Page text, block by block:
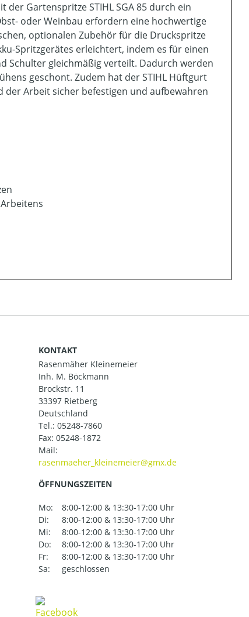
der Gartenspritze STIHL SGA 85 durch ein
oder Weinbau erfordern eine hochwertige
optionalen Zubehör für die Druckspritze
Spritzgerätes erleichtert, indem es für einen
Schulter gleichmäßig verteilt. Dadurch werden
geschont. Zudem hat der STIHL Hüftgurt
der Arbeit sicher befestigen und aufbewahren
KONTAKT
Rasenmäher Kleinemeier
Inh. M. Böckmann
Brockstr. 11
33397 Rietberg
Deutschland
Tel.: 05248-7860
Fax: 05248-1872
Mail:
ÖFFNUNGSZEITEN
Mo:
8:00-12:00 & 13:30-17:00 Uhr
Di:
8:00-12:00 & 13:30-17:00 Uhr
Mi:
8:00-12:00 & 13:30-17:00 Uhr
Do:
8:00-12:00 & 13:30-17:00 Uhr
Fr:
8:00-12:00 & 13:30-17:00 Uhr
Sa:
geschlossen